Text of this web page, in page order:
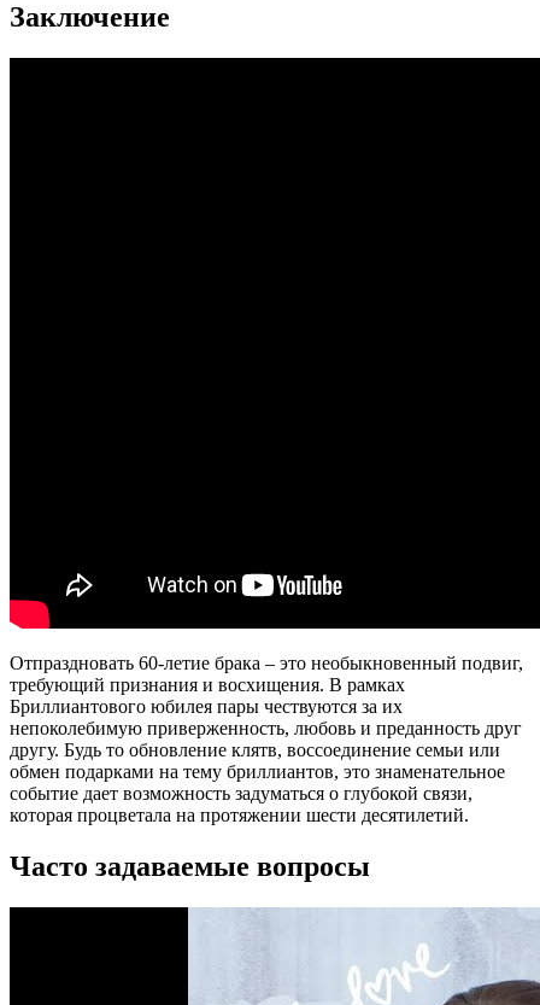
Заключение
Отпраздновать 60-летие брака – это необыкновенный подвиг,
требующий признания и восхищения. В рамках
Бриллиантового юбилея пары чествуются за их
непоколебимую приверженность, любовь и преданность друг
другу. Будь то обновление клятв, воссоединение семьи или
обмен подарками на тему бриллиантов, это знаменательное
событие дает возможность задуматься о глубокой связи,
которая процветала на протяжении шести десятилетий.
Часто задаваемые вопросы